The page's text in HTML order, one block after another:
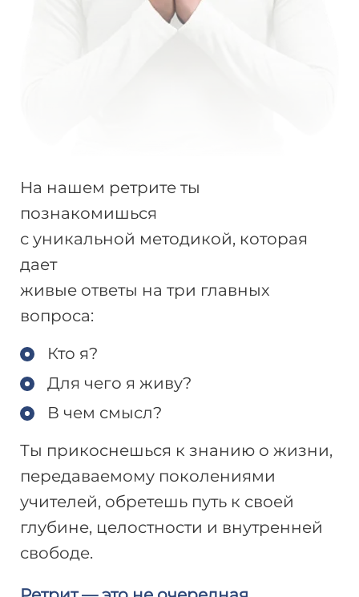
На нашем ретрите ты
познакомишься
с уникальной методикой, которая
дает
живые ответы на три главных
вопроса:
Кто я?
Для чего я живу?
В чем смысл?
Ты прикоснешься к знанию о жизни,
передаваемому поколениями
учителей, обретешь путь к своей
глубине, целостности и внутренней
свободе.